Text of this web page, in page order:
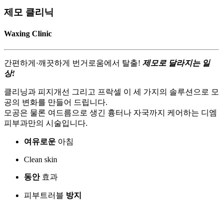
제모 클리닉
Waxing Clinic
간편하게·깨끗하게 번거로움에서 탈출! 제모로 달라지는 일
상!
클리닝과 피지개선 그리고 프락셀 이 세 가지의 솔루션으로 모
공의 변화를 만들어 드립니다.
모공은 물론 여드름으로 생긴 흉터나 자국까지 케어하는 디엠
피부과만의 시술입니다.
여유로운 아침
Clean skin
동안 효과
피부트러블 방지